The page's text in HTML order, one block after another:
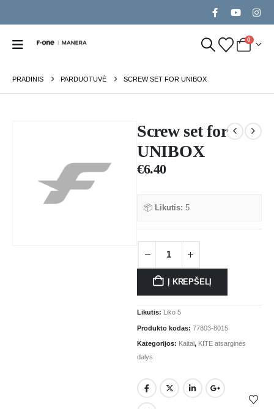
0
PRADINIS PARDUOTUVĖ SCREW SET FOR UNIBOX
Screw set for
UNIBOX
€6.40
📦 Likutis: 5
Į KREPŠELĮ
Likutis: Liko 5
Produkto kodas: 77803-8015
Kategorijos: Kaitai, KITE atsarginės
dalys